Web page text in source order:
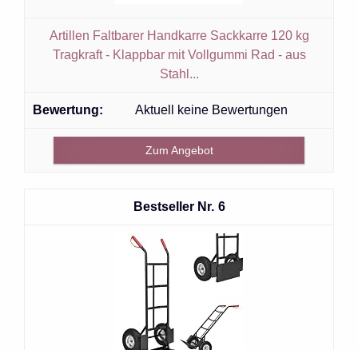
Artillen Faltbarer Handkarre Sackkarre 120 kg
Tragkraft - Klappbar mit Vollgummi Rad - aus
Stahl...
Aktuell keine Bewertungen
Zum Angebot
6